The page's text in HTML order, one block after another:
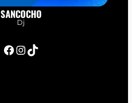
SANCOCHO
Dj
Facebook InstagramTikTok